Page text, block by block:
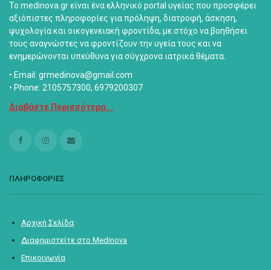
Το medinova.gr είναι ένα ελληνικό portal υγείας που προσφέρει
αξιόπιστες πληροφορίες για πρόληψη, διατροφή, άσκηση,
ψυχολογία και οικογενειακή φροντίδα, με στόχο να βοηθήσει
τους αναγνώστες να φροντίζουν την υγεία τους και να
ενημερώνονται υπεύθυνα για σύγχρονα ιατρικά θέματα.
• Email: grmedinova@gmail.com
• Phone: 2105757300, 6979200307
Διαβάστε Περισσότερα...
ΠΛΗΡΟΦΟΡΙΕΣ
Αρχική Σελίδα
Διαφημιστείτε στο Medinova
Επικοινωνία